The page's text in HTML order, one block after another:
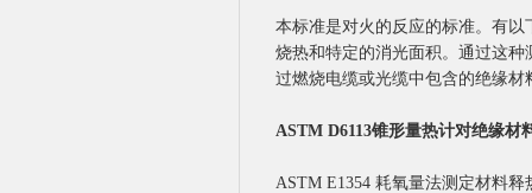
本标准是对火的反应的标准。有
烧热和特定的消光面积。通过这
过燃烧电缆或光缆中包含的绝缘材
ASTM D6113锥形量热计对绝缘材
ASTM E1354 耗氧量法测定材料